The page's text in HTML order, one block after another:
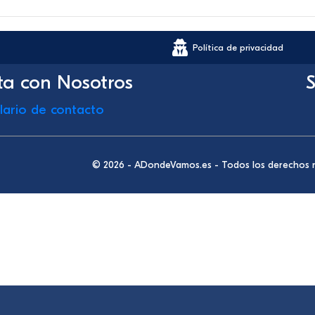
Política de privacidad
con Nosotros
de contacto
© 2026 - ADondeVamos.es - Todos los derechos